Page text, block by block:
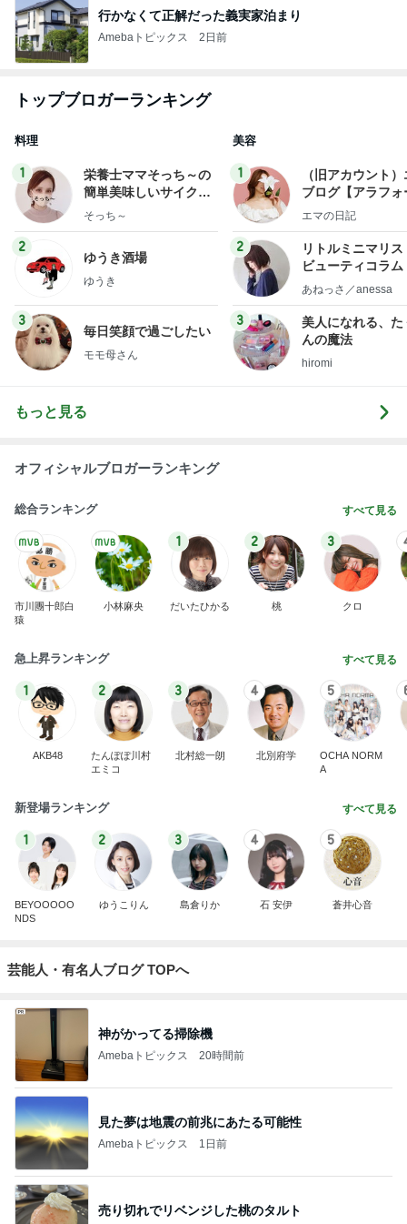
行かなくて正解だった義実家泊まり
Amebaトピックス 2日前
トップブロガーランキング
料理
1
栄養士ママそっち～の
簡単美味しいサイクル
献立
そっち～
2
ゆうき酒場
ゆうき
3
毎日笑顔で過ごしたい
モモ母さん
美容
1
（旧アカウント
ブログ【アラフォ
社売却セカンドラ
エマの日記
2
リトルミニマリス
ビューティコラ
little
あねっさ／anessa
3
美人になれる、た
んの魔法
hiromi
もっと見る
オフィシャルブロガーランキング
総合ランキング すべて見る
市川團十郎白
猿
小林麻央
1
だいたひかる
2
桃
3
クロ
急上昇ランキング すべて見る
1
AKB48
2
たんぽぽ川村
エミコ
3
北村総一朗
4
北別府学
5
OCHA NORM
A
新登場ランキング すべて見る
1
BEYOOOOO
NDS
2
ゆうこりん
3
島倉りか
4
石 安伊
5
蒼井心音
芸能人・有名人ブログ TOPへ
神がかってる掃除機
Amebaトピックス 20時間前
見た夢は地震の前兆にあたる可能性
Amebaトピックス 1日前
売り切れでリベンジした桃のタルト